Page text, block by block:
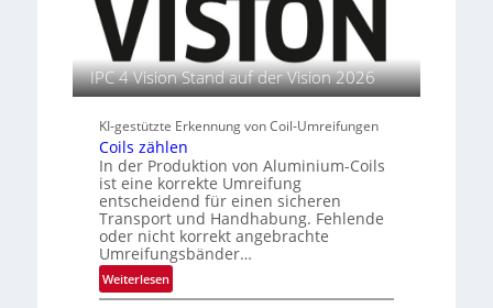
u
n
r
n
i
u
t
l
e
i
t
e
r
i
n
IPC 4 Vision Stand auf der Vision 2026
KI-gestützte Erkennung von Coil-Umreifungen
Coils zählen
In der Produktion von Aluminium-Coils
ist eine korrekte Umreifung
entscheidend für einen sicheren
Transport und Handhabung. Fehlende
oder nicht korrekt angebrachte
Umreifungsbänder…
Weiterlesen:
C